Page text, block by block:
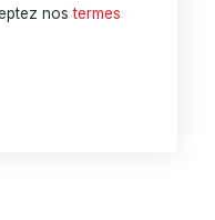
nostermes